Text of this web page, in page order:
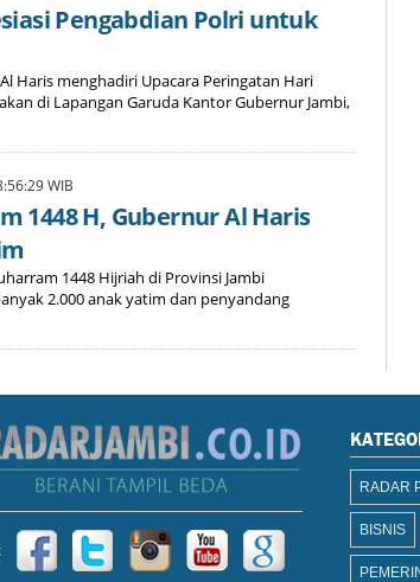
Pengabdian Polri untuk
Al Haris menghadiri Upacara Peringatan Hari
di Lapangan Garuda Kantor Gubernur Jambi,
WIB
1448 H, Gubernur Al Haris
1448 Hijriah di Provinsi Jambi
2.000 anak yatim dan penyandang
RADAR
BISNIS